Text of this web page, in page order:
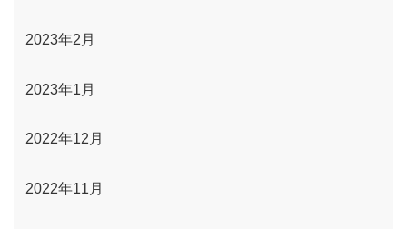
2023年2月
2023年1月
2022年12月
2022年11月